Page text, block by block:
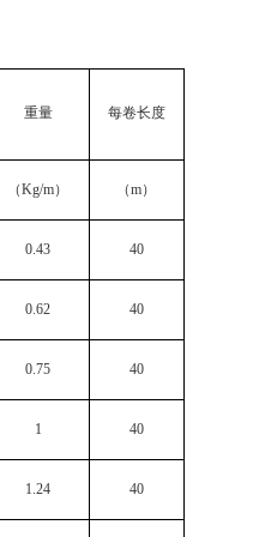
重量 每卷长度
（Kg/m） （m）
0.43 40
0.62 40
0.75 40
1 40
1.24 40